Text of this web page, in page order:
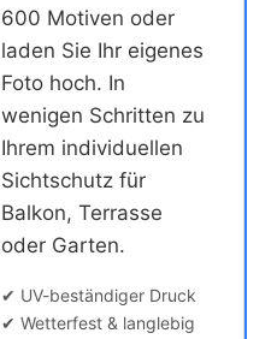
600 Motiven oder
laden Sie Ihr eigenes
Foto hoch. In
wenigen Schritten zu
Ihrem individuellen
Sichtschutz für
Balkon, Terrasse
oder Garten.
✔ UV-beständiger Druck
✔ Wetterfest & langlebig